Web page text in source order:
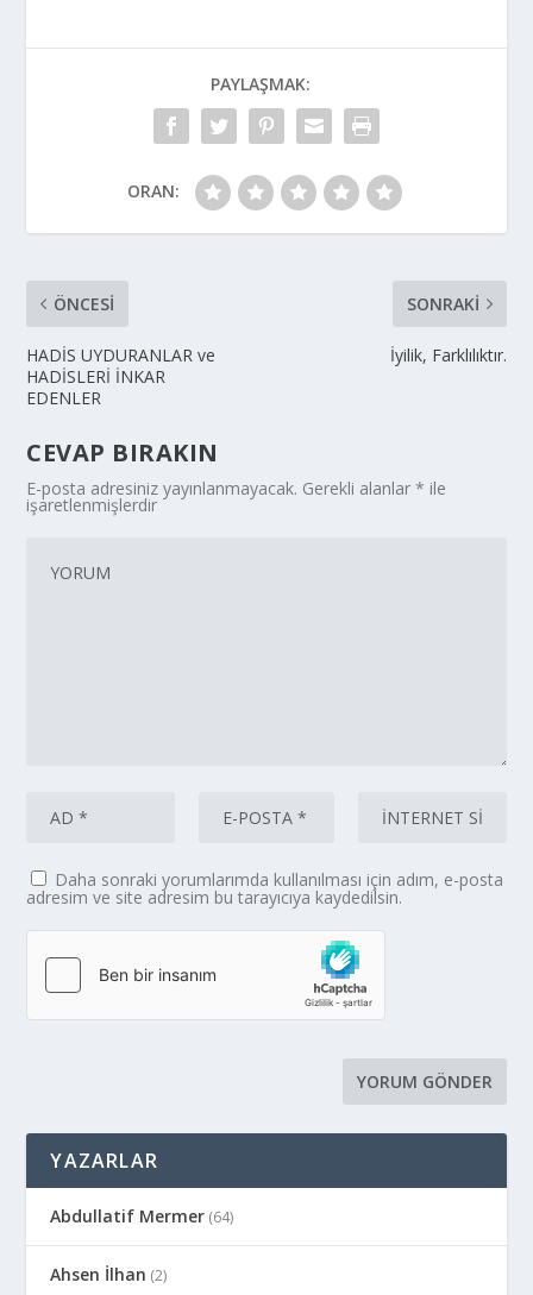
PAYLAŞMAK:
ORAN:
ÖNCESI
HADİS UYDURANLAR ve
HADİSLERİ İNKAR
EDENLER
SONRAKI
İyilik, Farklılıktır.
CEVAP BIRAKIN
E-posta adresiniz yayınlanmayacak. Gerekli alanlar* ile
işaretlenmişlerdir
Daha sonraki yorumlarımda kullanılması için adım, e-posta
adresim ve site adresim bu tarayıcıya kaydedilsin.
YAZARLAR
Abdullatif Mermer (64)
Ahsen İlhan (2)